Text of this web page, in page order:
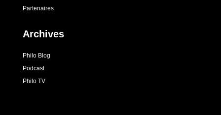
Partenaires
Archives
Philo Blog
Podcast
Philo TV